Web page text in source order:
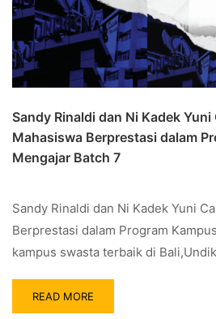
Sandy Rinaldi dan Ni Kadek
Mahasiswa Berprestasi dalam
Mengajar Batch 7
Sandy Rinaldi dan Ni Kadek Yuni
Berprestasi dalam Program
kampus swasta terbaik di
READ MORE